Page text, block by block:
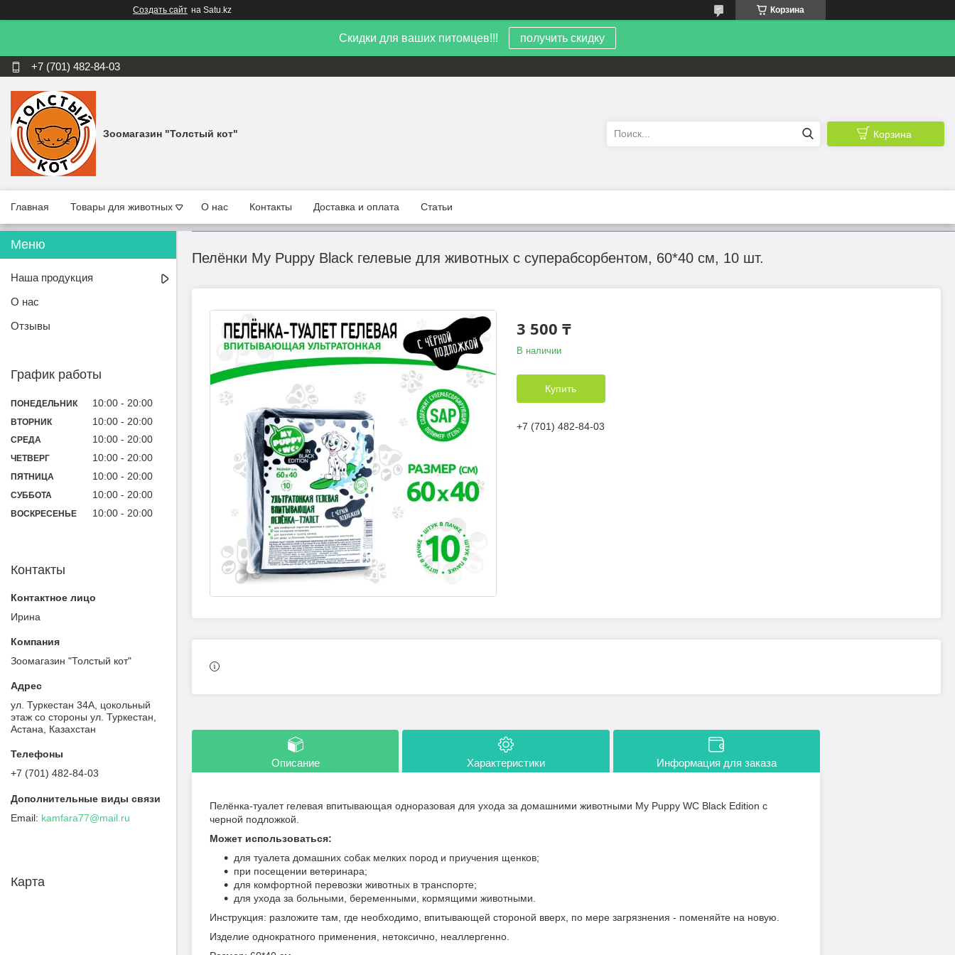
Создать сайт на Satu.kz Корзина
Скидки для ваших питомцев!!! получить скидку
+7 (701) 482-84-03
Зоомагазин "Толстый кот" Корзина
Главная Товары для животных О нас Контакты Доставка и оплата Статьи
Пелёнки My Puppy Black гелевые для животных с суперабсорбентом, 60*40 см, 10 шт.
3 500 ₸
В наличии
Купить
+7 (701) 482-84-03
Описание Характеристики Информация для заказа
Пелёнка-туалет гелевая впитывающая одноразовая для ухода за домашними животными My Puppy WC Black Edition с
черной подложкой.
Может использоваться:
для туалета домашних собак мелких пород и приучения щенков;
при посещении ветеринара;
для комфортной перевозки животных в транспорте;
для ухода за больными, беременными, кормящими животными.
Инструкция: разложите там, где необходимо, впитывающей стороной вверх, по мере загрязнения - поменяйте на новую.
Изделие однократного применения, нетоксично, неаллергенно.
Наша продукция
О нас
Отзывы
График работы
ПОНЕДЕЛЬНИК 10:00 20:00
ВТОРНИК 10:00 20:00
СРЕДА 10:00 20:00
ЧЕТВЕРГ 10:00 20:00
ПЯТНИЦА 10:00 20:00
СУББОТА 10:00 20:00
ВОСКРЕСЕНЬЕ 10:00 20:00
Контакты
Ирина
Зоомагазин "Толстый кот"
ул. Туркестан 34А, цокольный
этаж со стороны ул. Туркестан,
Астана, Казахстан
+7 (701) 482-84-03
kamfara77@mail.ru
Карта